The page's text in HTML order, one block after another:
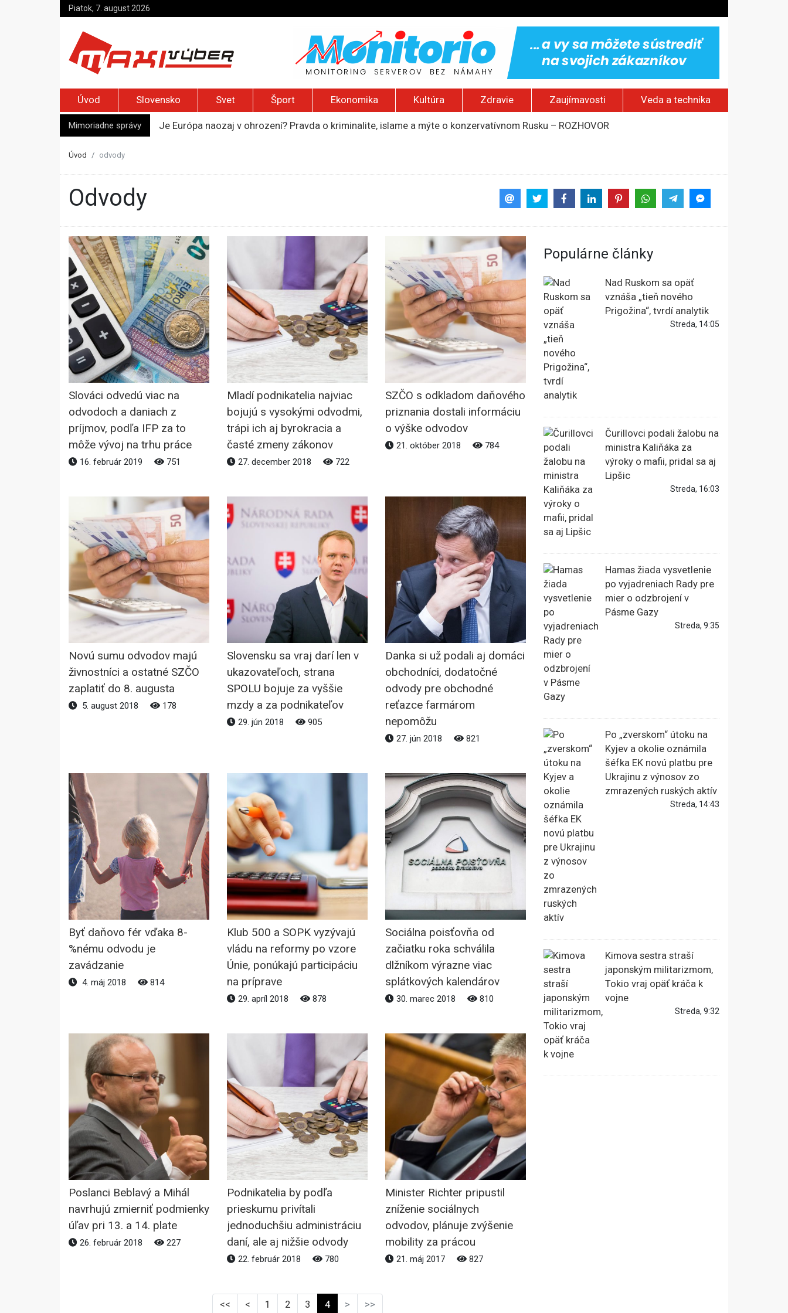
Piatok, 7. august 2026
Úvod Slovensko Svet Šport Ekonomika Kultúra Zdravie Zaujímavosti Veda a technika
Mimoriadne správy
Je Európa naozaj v ohrození? Pravda o kriminalite, islame a mýte o konzervatívnom Rusku – ROZHOVOR
Úvod odvody
odvody
Slováci odvedú viac na
odvodoch a daniach z
príjmov, podľa IFP za to
môže vývoj na trhu práce
16. február 2019 751
Mladí podnikatelia najviac
bojujú s vysokými odvodmi,
trápi ich aj byrokracia a
časté zmeny zákonov
27. december 2018 722
SZČO s odkladom daňového
priznania dostali informáciu
o výške odvodov
21. október 2018 784
Novú sumu odvodov majú
živnostníci a ostatné SZČO
zaplatiť do 8. augusta
5. august 2018 178
Slovensku sa vraj darí len v
ukazovateľoch, strana
SPOLU bojuje za vyššie
mzdy a za podnikateľov
29. jún 2018 905
Danka si už podali aj domáci
obchodníci, dodatočné
odvody pre obchodné
reťazce farmárom
nepomôžu
27. jún 2018 821
Byť daňovo fér vďaka 8-
%nému odvodu je
zavádzanie
4. máj 2018 814
Klub 500 a SOPK vyzývajú
vládu na reformy po vzore
Únie, ponúkajú participáciu
na príprave
29. apríl 2018 878
Sociálna poisťovňa od
začiatku roka schválila
dlžníkom výrazne viac
splátkových kalendárov
30. marec 2018 810
Poslanci Beblavý a Mihál
navrhujú zmierniť podmienky
úľav pri 13. a 14. plate
26. február 2018 227
Podnikatelia by podľa
prieskumu privítali
jednoduchšiu administráciu
daní, ale aj nižšie odvody
22. február 2018 780
Minister Richter pripustil
zníženie sociálnych
odvodov, plánuje zvýšenie
mobility za prácou
21. máj 2017 827
<< < 1 2 3 4 > >>
Populárne články
Nad Ruskom sa opäť
vznáša „tieň nového
Prigožina“, tvrdí analytik
Streda, 14:05
Čurillovci podali žalobu na
ministra Kaliňáka za
výroky o mafii, pridal sa aj
Lipšic
Streda, 16:03
Hamas žiada vysvetlenie
po vyjadreniach Rady pre
mier o odzbrojení v
Pásme Gazy
Streda, 9:35
Po „zverskom“ útoku na
Kyjev a okolie oznámila
šéfka EK novú platbu pre
Ukrajinu z výnosov zo
zmrazených ruských aktív
Streda, 14:43
Kimova sestra straší
japonským militarizmom,
Tokio vraj opäť kráča k
vojne
Streda, 9:32